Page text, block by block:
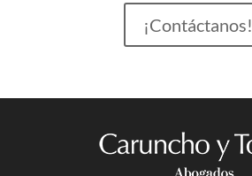
¡Contáctanos!